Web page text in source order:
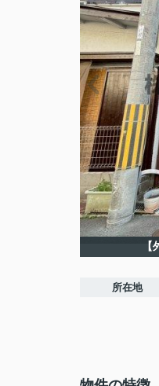
【
所在地